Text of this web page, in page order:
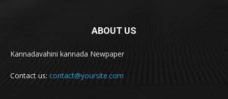
ABOUT US
Kannadavahini kannada Newpaper
Contact us: contact@yoursite.com